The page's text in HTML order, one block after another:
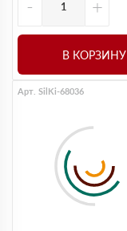
- +
В КОРЗИНУ
Арт. SilKi-68036